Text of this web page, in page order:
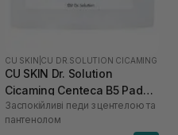
CU SKIN CU DR.SOLUTION CICAMING
CU SKIN Dr. Solution
Cicaming Centeca B5 Pad
80 шт
Заспокійливі педи з центелою та
пантенолом